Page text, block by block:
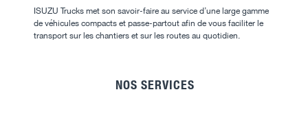
ISUZU Trucks met son savoir-faire au service d’une large gamme
de véhicules compacts et passe-partout afin de vous faciliter le
transport sur les chantiers et sur les routes au quotidien.
NOS SERVICES